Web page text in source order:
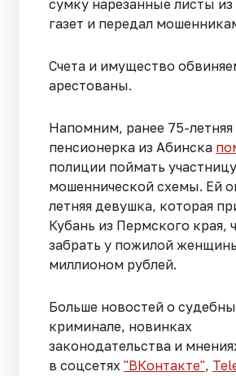
сумку нарезанные листы
газет и передал
Счета и имущество
арестованы.
Напомним, ранее 75-летняя
пенсионерка из Абинска
полиции поймать участницу
мошеннической схемы. Ей
летняя девушка, которая
Кубань из Пермского края,
забрать у пожилой
миллионом рублей.
Больше новостей о
криминале, новинках
законодательства и
в соцсетях "ВКонтакте",